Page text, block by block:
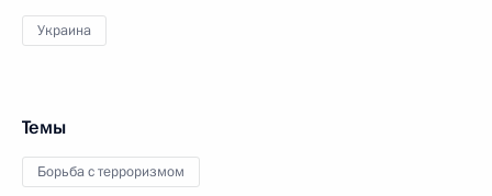
Украина
Темы
Борьба с терроризмом